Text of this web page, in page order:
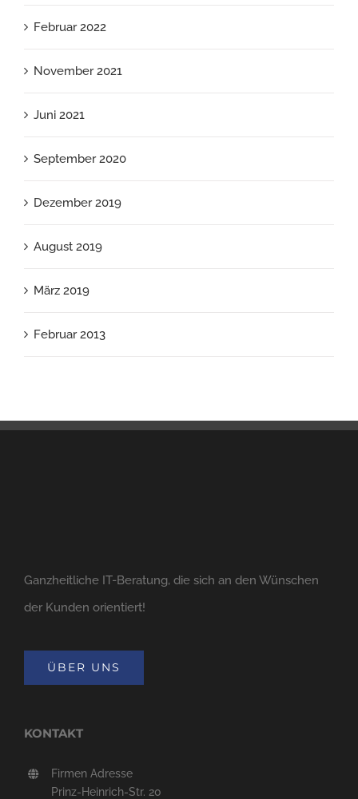
Februar 2022
November 2021
Juni 2021
September 2020
Dezember 2019
August 2019
März 2019
Februar 2013
Ganzheitliche IT-Beratung, die sich an den Wünschen
der Kunden orientiert!
ÜBER UNS
KONTAKT
Firmen Adresse
Prinz-Heinrich-Str. 20